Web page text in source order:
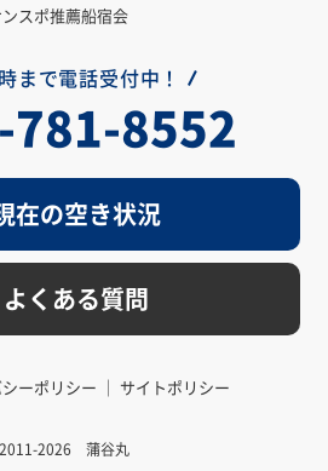
スポ推薦船宿会
まで電話受付中！
781-8552
在の空き状況
よくある質問
ーポリシー サイトポリシー
2026 蒲谷丸